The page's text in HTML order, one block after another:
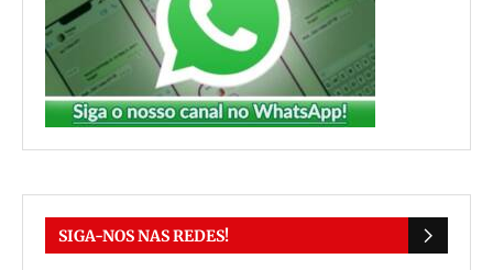
SIGA-NOS NAS REDES!